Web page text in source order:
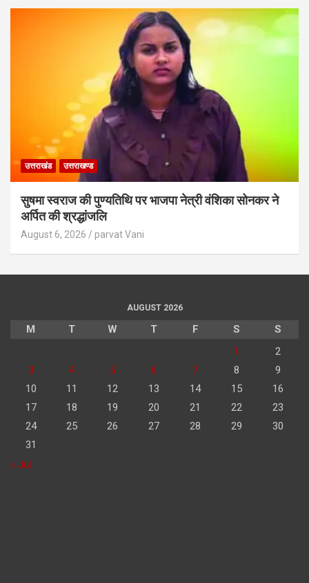
उत्तराखंड उत्तराखण्ड
सुषमा स्वराज की पुण्यतिथि पर भाजपा नेत्री वंशिका सोनकर ने
अर्पित की श्रद्धांजलि
August 6, 2026 parvat Vani
AUGUST 2026
M T W T F S
S
1
2
3
4 5 6 7 8
9
10
11 12 13 14 15
16
17
18 19 20 21 22
23
24
25 26 27 28 29
30
31
« Jul